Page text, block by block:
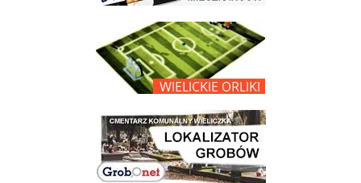
link do opisu projektu Wielickie Orliki
link do lokalizatora grobów na wielickim cmentarzu - grobnet